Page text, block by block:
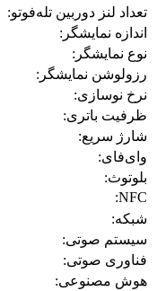
تعداد لنز دوربین تله‌فوتو:
اندازه نمایشگر:
نوع نمایشگر:
رزولوشن نمایشگر:
نرخ نوسازی:
ظرفیت باتری:
شارژ سریع:
وای‌فای:
بلوتوث:
NFC:
شبکه:
سیستم صوتی:
فناوری صوتی:
هوش مصنوعی: